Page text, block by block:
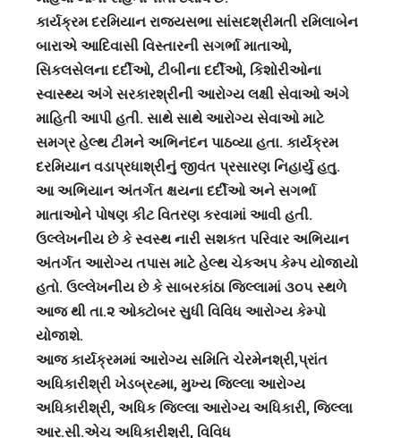
કાર્યક્રમ દરમિયાન રાજ્યસભા સાંસદશ્રીમતી રમિલાબેન
બારાએ આદિવાસી વિસ્તારની સગર્ભા માતાઓ,
સિકલસેલના દર્દીઓ, ટીબીના દર્દીઓ, કિશોરીઓના
સ્વાસ્થ્ય અંગે સરકારશ્રીની આરોગ્ય લક્ષી સેવાઓ અંગે
માહિતી આપી હતી. સાથે સાથે આરોગ્ય સેવાઓ માટે
સમગ્ર હેલ્થ ટીમને અભિનંદન પાઠવ્યા હતા. કાર્યક્રમ
દરમિયાન વડાપ્રધાશ્રીનું જીવંત પ્રસારણ નિહાર્યુ હતુ.
આ અભિયાન અંતર્ગત ક્ષયના દર્દીઓ અને સગર્ભા
માતાઓને પોષણ કીટ વિતરણ કરવામાં આવી હતી.
ઉલ્લેખનીય છે કે સ્વસ્થ નારી સશકત પરિવાર અભિયાન
અંતર્ગત આરોગ્ય તપાસ માટે હેલ્થ ચેકઅપ કેમ્પ યોજાયો
હતો. ઉલ્લેખનીય છે કે સાબરકાંઠા જિલ્લામાં ૩૦૫ સ્થળે
આજ થી તા.૨ ઓક્ટોબર સુધી વિવિધ આરોગ્ય કેમ્પો
યોજાશે.
આજ કાર્યક્રમમાં આરોગ્ય સમિતિ ચેરમેનશ્રી,પ્રાંત
અધિકારીશ્રી ખેડબ્રહ્મા, મુખ્ય જિલ્લા આરોગ્ય
અધિકારીશ્રી, અધિક જિલ્લા આરોગ્ય અધિકારી, જિલ્લા
આર.સી.એચ અધિકારીશ્રી, વિવિધ